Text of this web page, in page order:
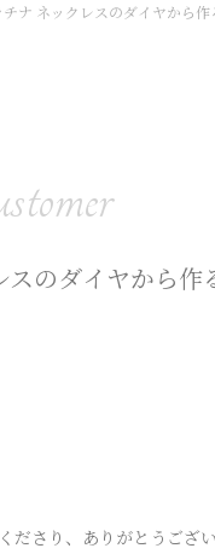
ナ ネックレスのダイヤから作
スのダイヤから作
ださり、ありがとうござ